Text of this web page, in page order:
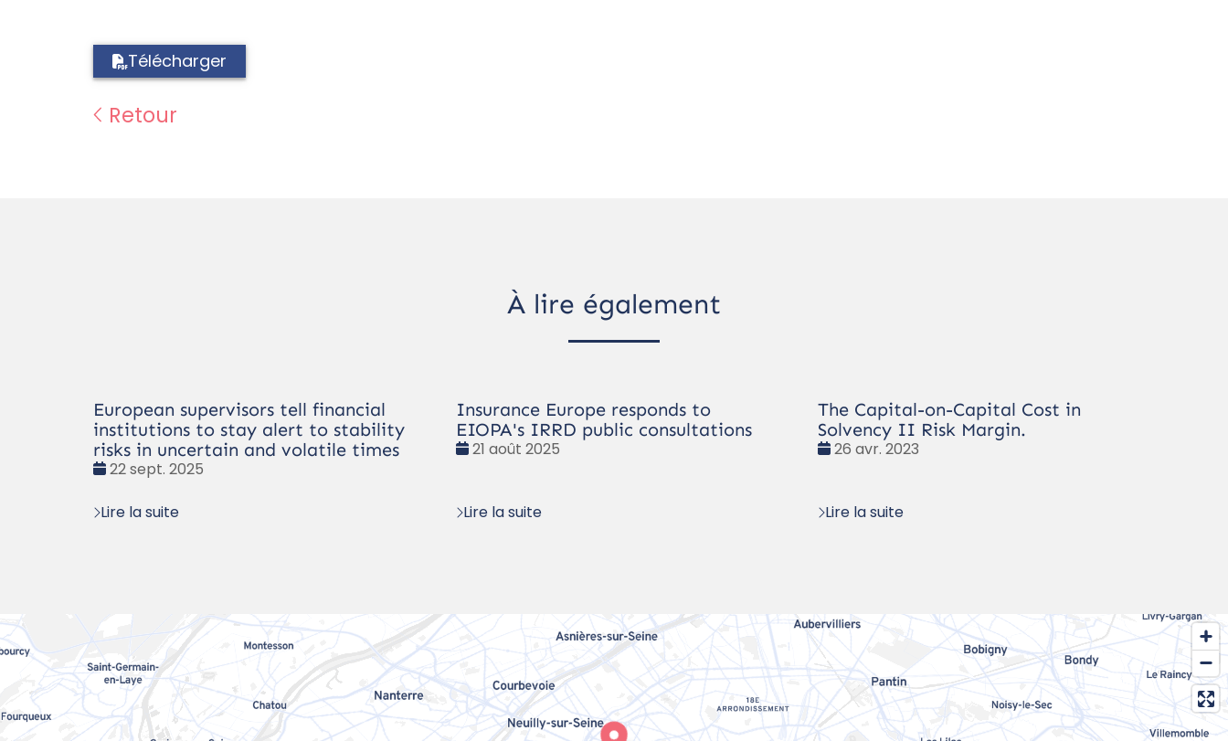
Télécharger
Retour
À lire également
European supervisors tell financial
institutions to stay alert to stability
risks in uncertain and volatile times
Date
22 sept. 2025
Lire la suite
Insurance Europe responds to
EIOPA's IRRD public consultations
Date
21 août 2025
Lire la suite
The Capital-on-Capital Cost in
Solvency II Risk Margin.
Date
26 avr. 2023
Lire la suite